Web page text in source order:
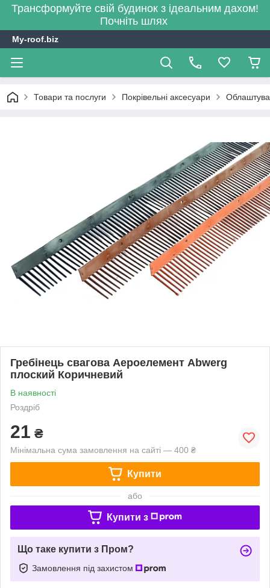
Трансформуйте свій будинок з ідеальним дахом!
Почніть шлях
My-roof.biz
Товари та послуги Покрівельні аксесуари
Гребінець свагова Аероелемент Abwerg
плоский Коричневий
В наявності
Роздріб
21 ₴
Мінімальна сума замовлення на сайті — 400 ₴
Купити
або
Купити з
Що таке купити з Пром?
Замовлення під захистом